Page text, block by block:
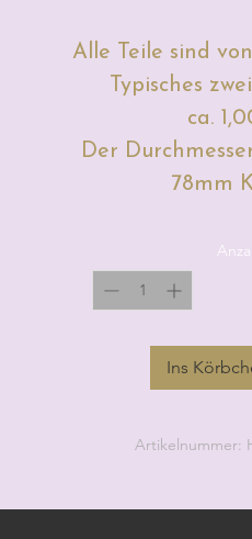
Alle Teile sind
Typisches
ca.
Der
78mm
Ins
Artikelnummer: